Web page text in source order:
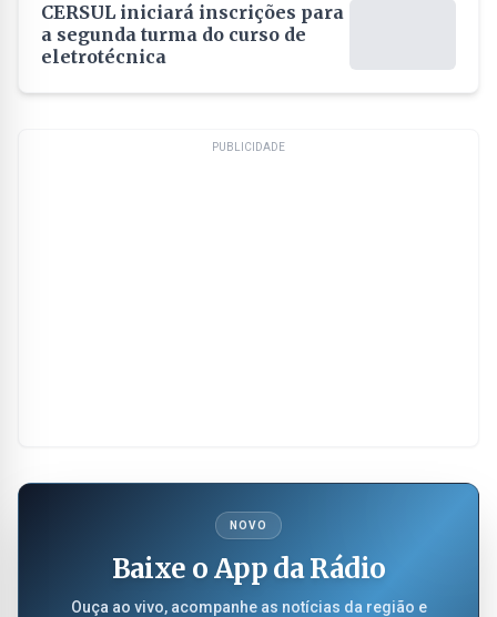
CERSUL iniciará inscrições para
a segunda turma do curso de
eletrotécnica
PUBLICIDADE
NOVO
Baixe o App da Rádio
Ouça ao vivo, acompanhe as notícias da região e